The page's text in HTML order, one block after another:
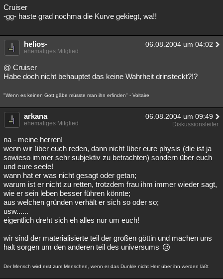
Cruiser
-gg- haste grad nochma die Kurve gekiegt, wa!!
helios- 06.08.2004 um 04:02
ehemaliges Mitglied
@ Cruiser
Habe doch nicht behauptet das keine Wahrheit drinsteckt?!?
"Wenn es keinen Gott gäbe müsste man ihn erfinden" - Voltaire
arkana 06.08.2004 um 09:49
ehemaliges Mitglied Diskussionsleiter
na - meine herren!
wenn wir über euch reden, dann nicht über eure physis (die ist ja
sowieso immer sehr subjektiv zu betrachten) sondern über euch
und eure seele!
wann hat er was nicht gesagt oder getan;
warum ist er nicht zu retten, trotzdem frau ihm immer wieder sagt,
wie er sein leben besser führen könnte;
aus welchen gründen verhält er sich so oder so;
usw......
eigentlich dreht sich eh alles nur um euch!
wir sind der materialisierte teil der großen göttin und machen uns
halt sorgen um den anderen teil des universums
Der Mensch wird erst zum Menschen, wenn er das Dunkle nicht Herr über ihn werden läßt